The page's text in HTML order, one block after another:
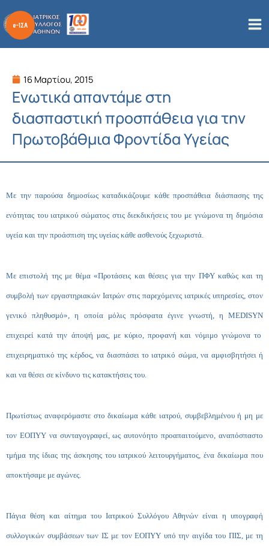
στο
περιεχόμενο
16 Μαρτίου, 2015
Ενωτικά απαντάμε στη
διασπαστική προσπάθεια για την
Πρωτοβάθμια Φροντίδα Υγείας
Με την παρούσα δημοσίως καταδικάζουμε κάθε προσπάθεια διάσπασης της
ενότητας του ιατρικού σώματος στις διεκδικήσεις του με γνώμονα τη δημόσια
υγεία και την προάσπιση της υγείας κάθε ασθενούς ξεχωριστά.
Με επιστολή της με θέμα «Προτάσεις και θέσεις για την ΠΦΥ καθώς και τη
συμβολή των εργαστηριακών Ιατρών στις παρεχόμενες ιατρικές υπηρεσίες, στον
γενικό πληθυσμό», η οποία μόλις πρόσφατα έγινε γνωστή, η MEDISYN
επιχειρεί κατά την άποψή μας, με κύριο, προφανή και νόμιμο γνώμονα το
επιχειρηματικό της κέρδος, να διασπάσει το ιατρικό σώμα, να αμφισβητήσει ή
και να θέσει σε κίνδυνο τις κατακτήσεις του.
Πρωτίστως αναφερόμαστε στο δικαίωμα κάθε ιατρού, συμβεβλημένου ή μη με
τον ΕΟΠΥΥ να συνταγογραφεί, ως αυτονόητο προαπαιτούμενο, αναπόσπαστο
τμήμα της ίδιας της άσκησης του ιατρικού λειτουργήματος, ένα δικαίωμα που
αποκτήσαμε με αγώνες.
Πάγια θέση και αίτημα του Ιατρικού Συλλόγου Αθηνών είναι η υπογραφή
συλλογικών συμβάσεων των ΙΣ με τον ΕΟΠΥΥ υπό την αιγίδα του ΠΙΣ, με τη